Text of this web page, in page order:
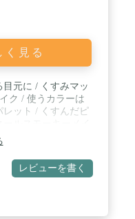
く見る
元に / くすみマッ
ク / 使うカラーは
レット / くすんだピ
レビューを書く